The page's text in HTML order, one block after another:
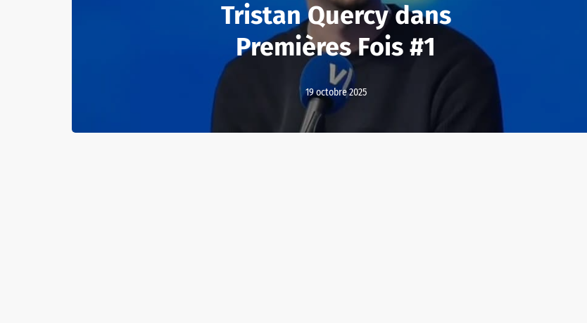
Tristan Quercy dans
Premières Fois #1
19 octobre 2025